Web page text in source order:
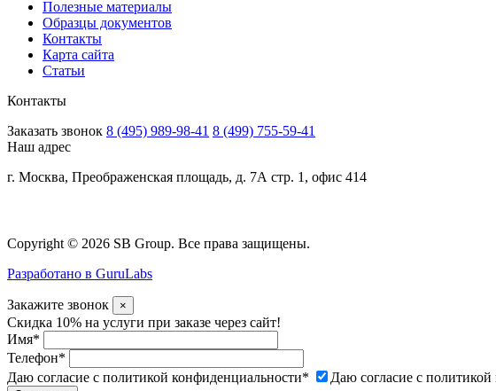
Полезные материалы
Образцы документов
Контакты
Карта сайта
Статьи
Контакты
Заказать звонок 8 (495) 989-98-41 8 (499) 755-59-41
Наш адрес
г. Москва, Преображенская площадь, д. 7А стр. 1, офис 414
Copyright © 2026 SB Group. Все права защищены.
Разработано в GuruLabs
Закажите звонок ×
Скидка 10% на услуги при заказе через сайт!
Имя*
Телефон*
Даю согласие с политикой конфиденциальности* Даю согласие с